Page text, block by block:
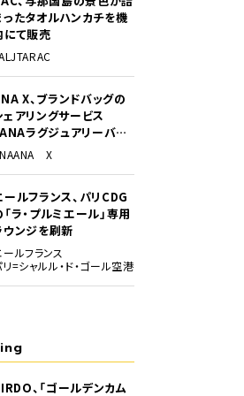
ったタオルハンカチを機
にて販売
JTARAC
X、ブランドバッグの
ェアリングサービス
ANAラグジュアリーバッ
」開始
ANA X
ールフランス、パリCDG
「ラ・プルミエール」専用
ウンジを刷新
ルフランス
リ=シャルル・ド・ゴール空港
、「ゴールデンカム